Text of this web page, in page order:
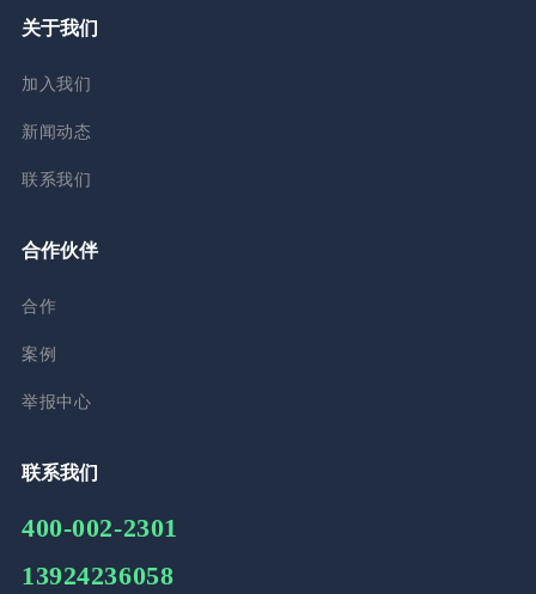
关于我们
加入我们
新闻动态
联系我们
合作伙伴
合作
案例
举报中心
联系我们
400-002-2301
13924236058